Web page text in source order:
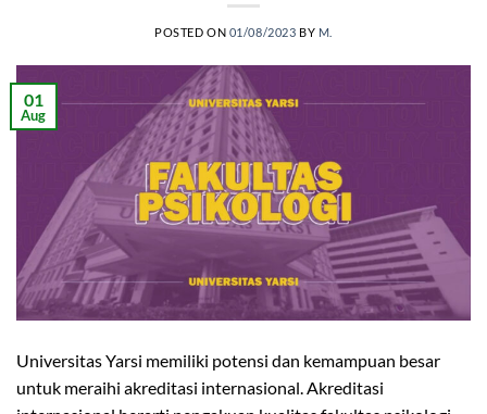
POSTED ON 01/08/2023 BY M.
01
Aug
Universitas Yarsi memiliki potensi dan kemampuan besar
untuk meraihi akreditasi internasional. Akreditasi